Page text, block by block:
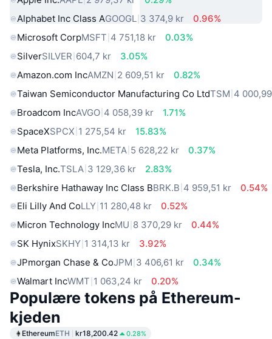
Alphabet Inc Class AGOOGL 3 374,9 kr
0.96%
Microsoft CorpMSFT 4 751,18 kr
0.03%
SilverSILVER 604,7 kr
3.05%
Amazon.com IncAMZN 2 609,51 kr
0.82%
Taiwan Semiconductor Manufacturing Co LtdTSM 4
Broadcom IncAVGO 4 058,39 kr
1.71%
SpaceXSPCX 1 275,54 kr
15.83%
Meta Platforms, Inc.META 5 628,22 kr
0.37%
Tesla, Inc.TSLA 3 129,36 kr
2.83%
Berkshire Hathaway Inc Class BBRK.B 4 959,51 kr
0.54%
Eli Lilly And CoLLY 11 280,48 kr
0.52%
Micron Technology IncMU 8 370,29 kr
0.44%
SK HynixSKHY 1 314,13 kr
3.92%
JPmorgan Chase & CoJPM 3 406,61 kr
0.34%
Walmart IncWMT 1 063,24 kr 0.20%
Populære tokens på Ethereum-
kjeden
EthereumETH kr18,200.42 0.28%